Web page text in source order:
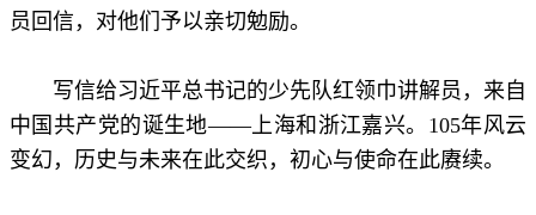
员回信，对他们予以亲切勉励。
写信给习近平总书记的少先队红领巾讲解员，来自
中国共产党的诞生地——上海和浙江嘉兴。105年风云
变幻，历史与未来在此交织，初心与使命在此赓续。